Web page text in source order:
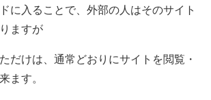
に入ることで、外部の人はそのサイト
ますが
だけは、通常どおりにサイトを閲覧・
ます。